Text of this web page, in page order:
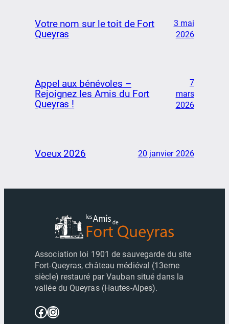
Votre nom sur le toit de Fort
Queyras
3 mai
2026
Appel aux bénévoles –
Rejoignez les Amis du Fort
Queyras !
7
mars
2026
Voeux 2026 20 janvier 2026
Association loi 1901 de sauvegarde du site
Fort-Queyras, château médiéval (13eme
siècle) restauré par Vauban situé dans la
vallée du Queyras (Hautes-Alpes).
Facebook Instagram